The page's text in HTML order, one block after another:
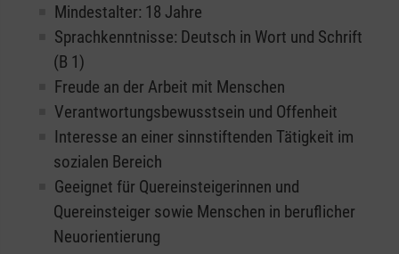
Mindestalter: 18 Jahre
Sprachkenntnisse: Deutsch in Wort und Schrift
(B 1)
Freude an der Arbeit mit Menschen
Verantwortungsbewusstsein und Offenheit
Interesse an einer sinnstiftenden Tätigkeit im
sozialen Bereich
Geeignet für Quereinsteigerinnen und
Quereinsteiger sowie Menschen in beruflicher
Neuorientierung